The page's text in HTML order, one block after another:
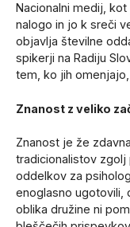
Nacionalni medij,
nalogo in jo k sreči
objavlja številne
spikerji na Radiju
tem, ko jih
Znanost z veliko
Znanost je že
tradicionalistov
oddelkov za
enoglasno ugotovili,
oblika družine ni